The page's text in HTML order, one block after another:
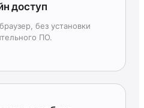
доступ
без установки
ПО.